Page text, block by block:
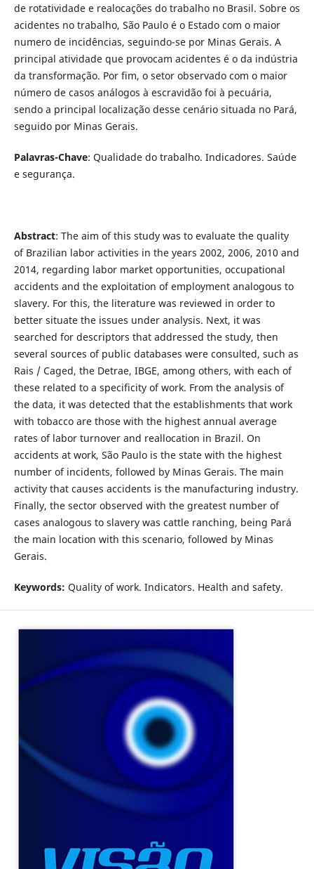
de rotatividade e realocações do trabalho no Brasil. Sobre os
acidentes no trabalho, São Paulo é o Estado com o maior
numero de incidências, seguindo-se por Minas Gerais. A
principal atividade que provocam acidentes é o da indústria
da transformação. Por fim, o setor observado com o maior
número de casos análogos à escravidão foi à pecuária,
sendo a principal localização desse cenário situada no Pará,
seguido por Minas Gerais.
Palavras-Chave: Qualidade do trabalho. Indicadores. Saúde
e segurança.
Abstract: The aim of this study was to evaluate the quality
of Brazilian labor activities in the years 2002, 2006, 2010 and
2014, regarding labor market opportunities, occupational
accidents and the exploitation of employment analogous to
slavery. For this, the literature was reviewed in order to
better situate the issues under analysis. Next, it was
searched for descriptors that addressed the study, then
several sources of public databases were consulted, such as
Rais / Caged, the Detrae, IBGE, among others, with each of
these related to a specificity of work. From the analysis of
the data, it was detected that the establishments that work
with tobacco are those with the highest annual average
rates of labor turnover and reallocation in Brazil. On
accidents at work, São Paulo is the state with the highest
number of incidents, followed by Minas Gerais. The main
activity that causes accidents is the manufacturing industry.
Finally, the sector observed with the greatest number of
cases analogous to slavery was cattle ranching, being Pará
the main location with this scenario, followed by Minas
Gerais.
Keywords: Quality of work. Indicators. Health and safety.